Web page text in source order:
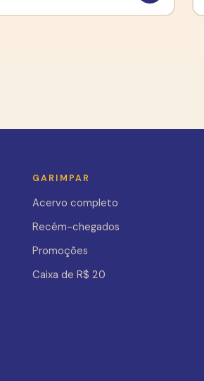
GARIMPAR
Acervo completo
Recém-chegados
Promoções
Caixa de R$ 20